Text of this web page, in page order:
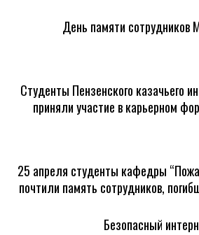
День памяти сотрудников
Студенты Пензенского казачьего
приняли участие в карьерном
25 апреля студенты кафедры
почтили память сотрудников,
Безопасный